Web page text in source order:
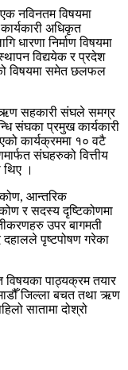
नविनतम विषयमा
अधिकृत
धारणा निर्माण विषयमा
विद्ययेक र प्रदेश
विषयमा समेत छलफल
ऋण सहकारी संघले समग्र
संघका प्रमुख कार्यकारी
कार्यक्रममा १० वटै
संघहरुको वित्तीय
थिए ।
आन्तरिक
र सदस्य दृष्टिकोणमा
उपर बागमती
पृष्टपोषण गरेका
विषयका पाठ्यक्रम तयार
जिल्ला बचत तथा ऋण
सातामा दोश्रो